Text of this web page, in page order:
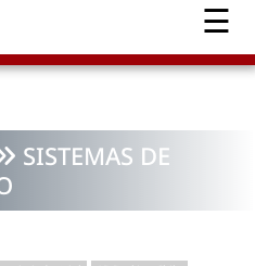
SISTEMAS DE